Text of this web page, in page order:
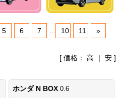
5 6 7 10 11 »
[ 価格： 高 ｜ 安 ]
ホンダ N BOX0.6